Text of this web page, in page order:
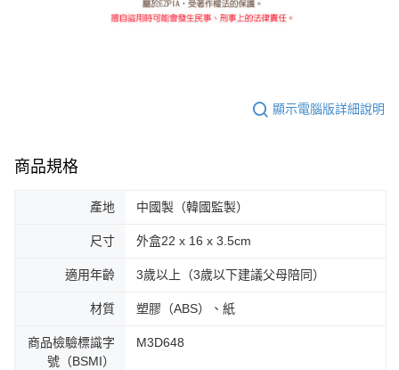
顯示電腦版詳細說明
商品規格
產地 中國製（韓國監製）
尺寸 外盒22 x 16 x 3.5cm
適用年齡 3歲以上（3歲以下建議父母陪同）
材質 塑膠（ABS）、紙
商品檢驗標識字
號（BSMI）
M3D648